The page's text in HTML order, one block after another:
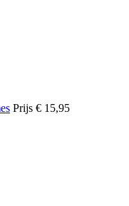
Prijs € 15,95